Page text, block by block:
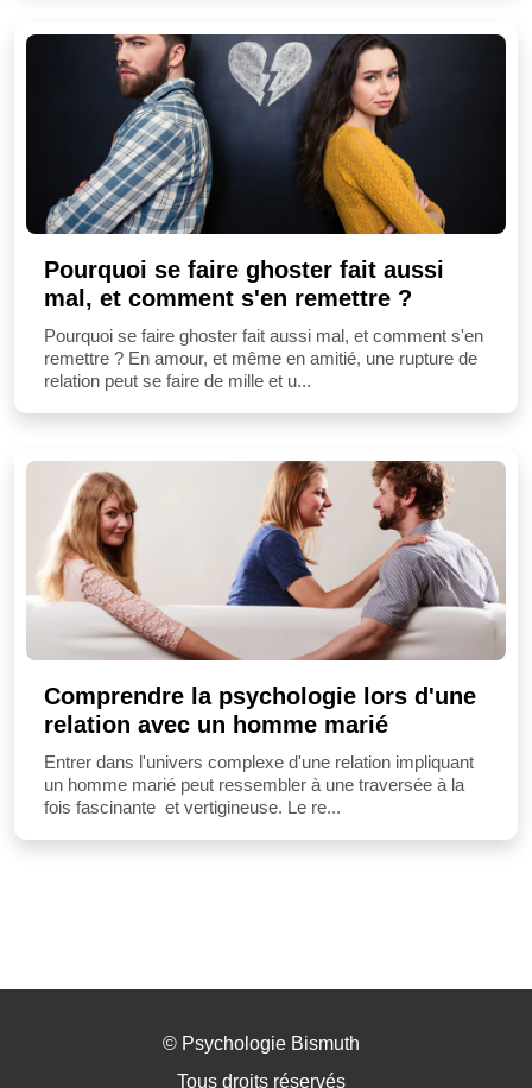
Pourquoi se faire ghoster fait aussi
mal, et comment s'en remettre ?
Pourquoi se faire ghoster fait aussi mal, et comment s'en
remettre ? En amour, et même en amitié, une rupture de
relation peut se faire de mille et u...
Comprendre la psychologie lors d'une
relation avec un homme marié
Entrer dans l'univers complexe d'une relation impliquant
un homme marié peut ressembler à une traversée à la
fois fascinante et vertigineuse. Le re...
© Psychologie Bismuth
Tous droits réservés